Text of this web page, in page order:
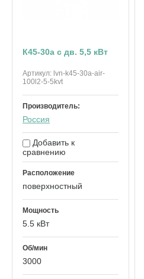
К45-30а с дв. 5,5 кВт
Артикул: lvn-k45-30a-air-
100l2-5-5kvt
Производитель:
Россия
Добавить к
сравнению
Расположение
поверхностный
Мощность
5.5 кВт
Об/мин
3000